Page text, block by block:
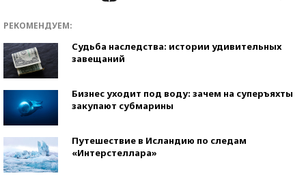
РЕКОМЕНДУЕМ:
Судьба наследства: истории удивительных
завещаний
Бизнес уходит под воду: зачем на суперъяхты
закупают субмарины
Путешествие в Исландию по следам
«Интерстеллара»